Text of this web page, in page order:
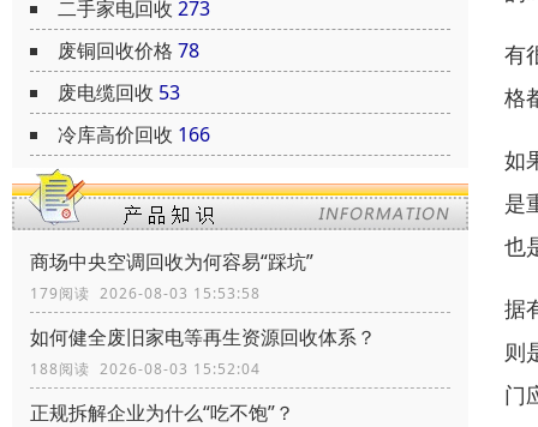
二手家电回收 273
废铜回收价格 78
废电缆回收 53
冷库高价回收 166
商场中央空调回收为何容易“踩坑”
179阅读 2026-08-03 15:53:58
如何健全废旧家电等再生资源回收体系？
188阅读 2026-08-03 15:52:04
正规拆解企业为什么“吃不饱”？
有
格
如
是
也
据
则
门